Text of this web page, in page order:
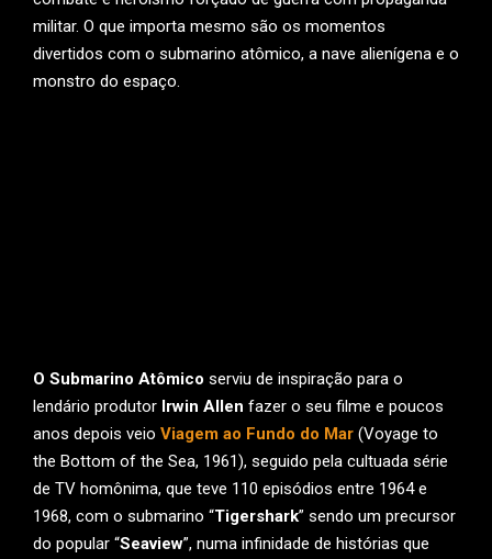
militar. O que importa mesmo são os momentos
divertidos com o submarino atômico, a nave alienígena e o
monstro do espaço.
O Submarino Atômico serviu de inspiração para o
lendário produtor Irwin Allen fazer o seu filme e poucos
anos depois veio Viagem ao Fundo do Mar (Voyage to
the Bottom of the Sea, 1961), seguido pela cultuada série
de TV homônima, que teve 110 episódios entre 1964 e
1968, com o submarino “Tigershark” sendo um precursor
do popular “Seaview”, numa infinidade de histórias que